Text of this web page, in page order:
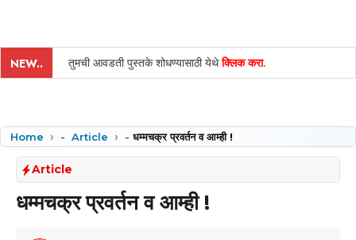
NEW.. तुमची आवडती पुस्तके शोधण्यासाठी येथेक्लिक करा.
Home - Article - धम्मचक्र प्रवर्तन व आम्ही !
Article
धम्मचक्र प्रवर्तन व आम्ही !